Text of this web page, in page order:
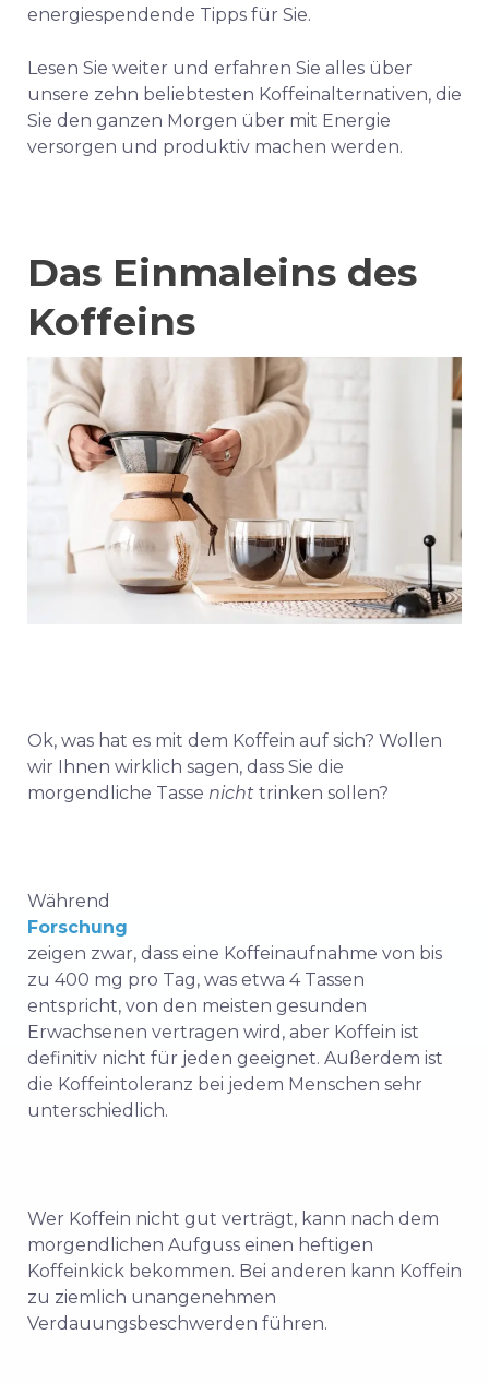
energiespendende Tipps für Sie.
Lesen Sie weiter und erfahren Sie alles über
unsere zehn beliebtesten Koffeinalternativen, die
Sie den ganzen Morgen über mit Energie
versorgen und produktiv machen werden.
Das Einmaleins des
Koffeins
Ok, was hat es mit dem Koffein auf sich? Wollen
wir Ihnen wirklich sagen, dass Sie die
morgendliche Tasse nicht trinken sollen?
Während
Forschung
zeigen zwar, dass eine Koffeinaufnahme von bis
zu 400 mg pro Tag, was etwa 4 Tassen
entspricht, von den meisten gesunden
Erwachsenen vertragen wird, aber Koffein ist
definitiv nicht für jeden geeignet. Außerdem ist
die Koffeintoleranz bei jedem Menschen sehr
unterschiedlich.
Wer Koffein nicht gut verträgt, kann nach dem
morgendlichen Aufguss einen heftigen
Koffeinkick bekommen. Bei anderen kann Koffein
zu ziemlich unangenehmen
Verdauungsbeschwerden führen.